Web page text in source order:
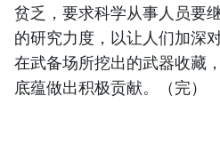
贫乏，要求科学从事人员要
的研究力度，以让人们加深
在武备场所挖出的武器收藏
底蕴做出积极贡献。（完）